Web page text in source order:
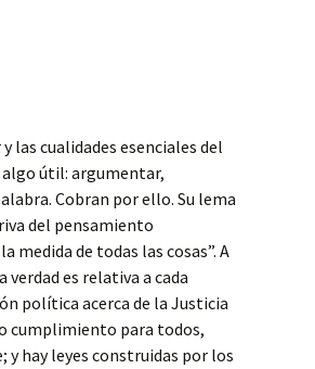
las cualidades esenciales del
algo útil: argumentar,
Cobran por ello. Su lema
del pensamiento
de todas las cosas”. A
es relativa a cada
política acerca de la Justicia
cumplimiento para todos,
hay leyes construidas por los